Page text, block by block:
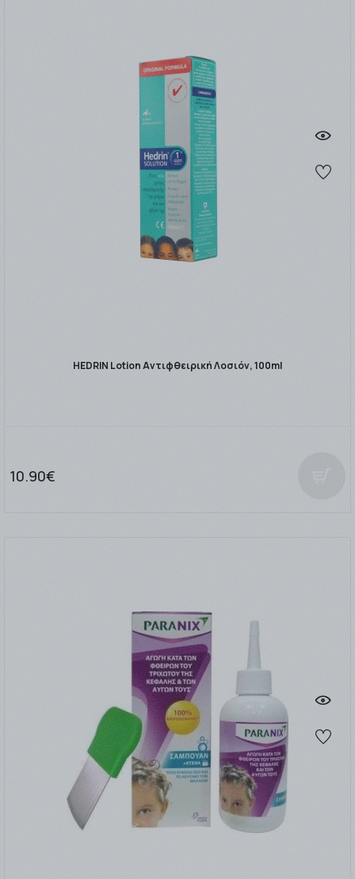
HEDRIN Lotion Αντιφθειρική Λοσιόν, 100ml
10.90€